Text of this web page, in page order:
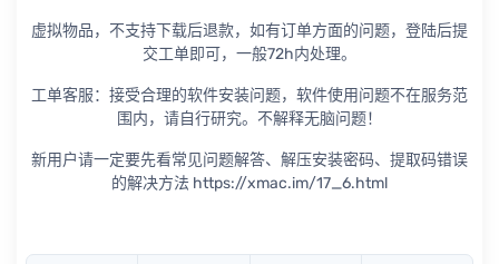
虚拟物品，不支持下载后退款，如有订单方面的问题，登陆后提
交工单即可，一般72h内处理。
工单客服：接受合理的软件安装问题，软件使用问题不在服务范
围内，请自行研究。不解释无脑问题！
新用户请一定要先看常见问题解答、解压安装密码、提取码错误
的解决方法 https://xmac.im/17_6.html